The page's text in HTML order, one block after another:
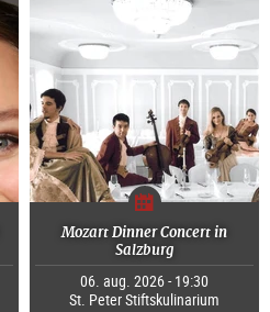
Mozart Dinner Concert in
Salzburg
06. aug. 2026 - 19:30
St. Peter Stiftskulinarium